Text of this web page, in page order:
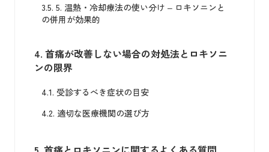
3.5. 5. 温熱・冷却療法の使い分け – ロキソニンと
の併用が効果的
4. 首痛が改善しない場合の対処法とロキソニ
ンの限界
4.1. 受診するべき症状の目安
4.2. 適切な医療機関の選び方